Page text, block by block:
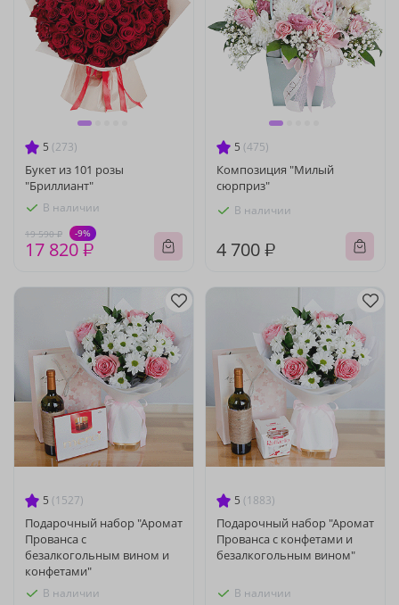
5 (273)
Букет из 101 розы
"Бриллиант"
В наличии
19 590 ₽ -9%
17 820 ₽
5 (475)
Композиция "Милый
сюрприз"
В наличии
4 700 ₽
5 (1527)
Подарочный набор "Аромат
Прованса с
безалкогольным вином и
конфетами"
В наличии
5 (1883)
Подарочный набор "Аромат
Прованса с конфетами и
безалкогольным вином"
В наличии